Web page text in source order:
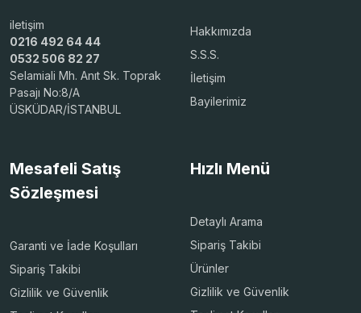
iletişim
0216 492 64 44
0532 506 82 27
Selamiali Mh. Anıt Sk. Toprak
Pasajı No:8/A
ÜSKÜDAR/İSTANBUL
Hakkımızda
S.S.S.
İletişim
Bayilerimiz
Mesafeli Satış
Sözleşmesi
Garanti ve İade Koşulları
Sipariş Takibi
Gizlilik ve Güvenlik
Hızlı Menü
Detaylı Arama
Sipariş Takibi
Ürünler
Gizlilik ve Güvenlik